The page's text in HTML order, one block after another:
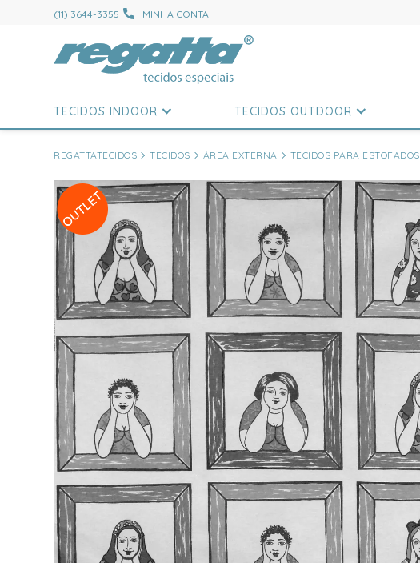
(11) 3644-3355 MINHA CONTA
TECIDOS INDOOR TECIDOS OUTDOOR
REGATTATECIDOS TECIDOS ÁREA EXTERNA TECIDOS PARA ESTOFADOS